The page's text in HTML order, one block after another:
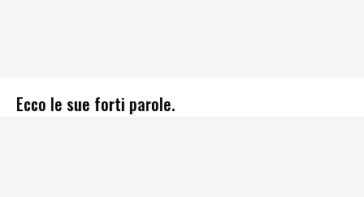
Ecco le sue forti parole.